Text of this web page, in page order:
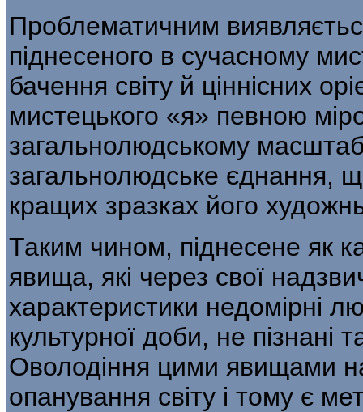
Проблематичним
піднесеного в су­часному
бачення світу й ціннісних
мистецького «я» певною
загальнолюдському
загальнолюдське єднання,
кращих зразках його
Таким чином, піднесене як
явища, які через свої
характеристики недомірні
культурної доби, не піз­нані
Оволодіння цими явищами
опанування світу і тому є